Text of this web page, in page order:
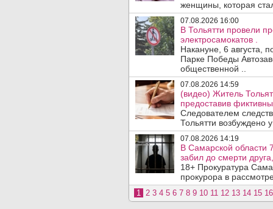
женщины, которая
07.08.2026 16:00
В Тольятти провели
электросамокатов .
Накануне, 6 августа,
Парке Победы
общественной ..
07.08.2026 14:59
(видео) Житель
предоставив
Следователем
Тольятти возбуждено
07.08.2026 14:19
В Самарской области
забил до смерти
18+ Прокуратура
прокурора в
1 2 3 4 5 6 7 8 9 10 11 12 13 14 15 16